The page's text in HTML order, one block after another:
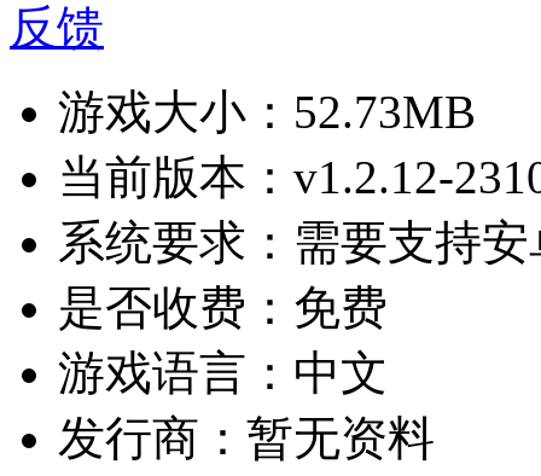
反馈
游戏大小： 52.73MB
当前版本： v1.2.12-
系统要求： 需要支持
是否收费： 免费
游戏语言： 中文
发行商： 暂无资料